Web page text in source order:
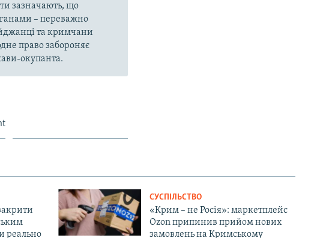
зазначають, що
– переважно
та кримчани
право забороняє
окупанта.
реально
СУСПІЛЬСТВО
«Крим – не Росія»: маркетплейс
Ozon припинив прийом нових
замовлень на Кримському